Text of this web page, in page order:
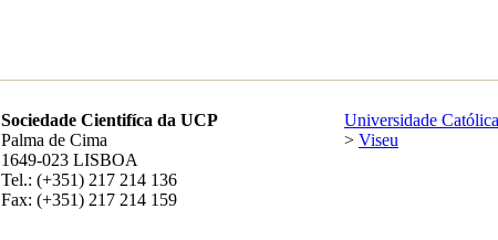
Sociedade Cientifíca da UCP
Palma de Cima
1649-023 LISBOA
Tel.: (+351) 217 214 136
Fax: (+351) 217 214 159
Universidade
> Viseu